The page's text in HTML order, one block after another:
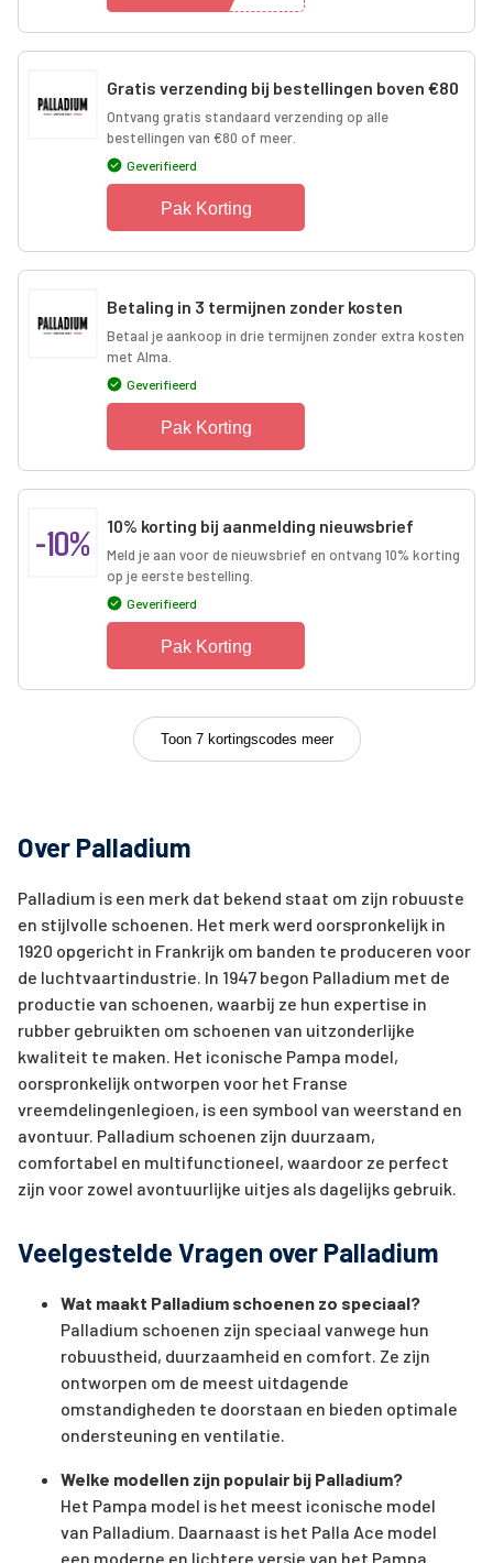
Gratis verzending bij bestellingen boven €80
Ontvang gratis standaard verzending op alle
bestellingen van €80 of meer.
Geverifieerd
Pak Korting
Betaling in 3 termijnen zonder kosten
Betaal je aankoop in drie termijnen zonder extra kosten
met Alma.
Geverifieerd
Pak Korting
-10% 10% korting bij aanmelding nieuwsbrief
Meld je aan voor de nieuwsbrief en ontvang 10% korting
op je eerste bestelling.
Geverifieerd
Pak Korting
Toon 7 kortingscodes meer
Over Palladium
Palladium is een merk dat bekend staat om zijn robuuste
en stijlvolle schoenen. Het merk werd oorspronkelijk in
1920 opgericht in Frankrijk om banden te produceren voor
de luchtvaartindustrie. In 1947 begon Palladium met de
productie van schoenen, waarbij ze hun expertise in
rubber gebruikten om schoenen van uitzonderlijke
kwaliteit te maken. Het iconische Pampa model,
oorspronkelijk ontworpen voor het Franse
vreemdelingenlegioen, is een symbool van weerstand en
avontuur. Palladium schoenen zijn duurzaam,
comfortabel en multifunctioneel, waardoor ze perfect
zijn voor zowel avontuurlijke uitjes als dagelijks gebruik.
Veelgestelde Vragen over Palladium
Wat maakt Palladium schoenen zo speciaal?
Palladium schoenen zijn speciaal vanwege hun
robuustheid, duurzaamheid en comfort. Ze zijn
ontworpen om de meest uitdagende
omstandigheden te doorstaan en bieden optimale
ondersteuning en ventilatie.
Welke modellen zijn populair bij Palladium?
Het Pampa model is het meest iconische model
van Palladium. Daarnaast is het Palla Ace model
een moderne en lichtere versie van het Pampa